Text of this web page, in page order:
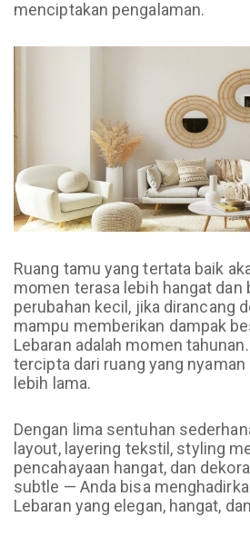
menciptakan pengalaman.
Ruang tamu yang tertata baik
momen terasa lebih hangat dan
perubahan kecil, jika dirancang
mampu memberikan dampak
Lebaran adalah momen
tercipta dari ruang yang
lebih lama.
Dengan lima sentuhan
layout, layering tekstil, styling
pencahayaan hangat, dan
subtle — Anda bisa
Lebaran yang elegan, hangat,